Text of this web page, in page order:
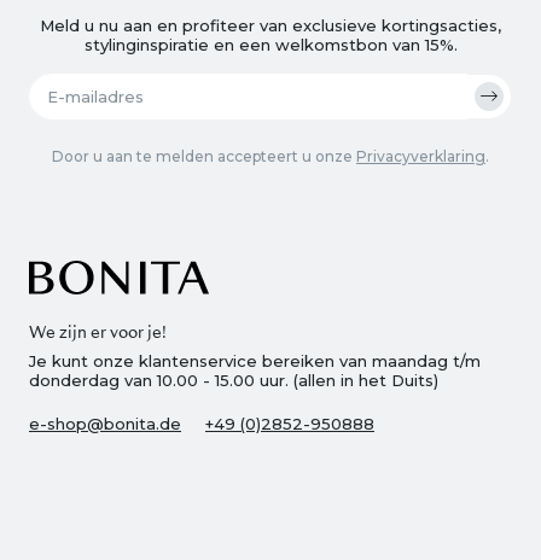
We zijn er voor je!
Je kunt onze klantenservice bereiken van maandag t/m
donderdag van 10.00 - 15.00 uur. (allen in het Duits)
e-shop@bonita.de +49 (0)2852-950888
Meld u nu aan en profiteer van exclusieve kortingsacties,
stylinginspiratie en een welkomstbon van 15%.
Door u aan te melden accepteert u onze Privacyverklaring.